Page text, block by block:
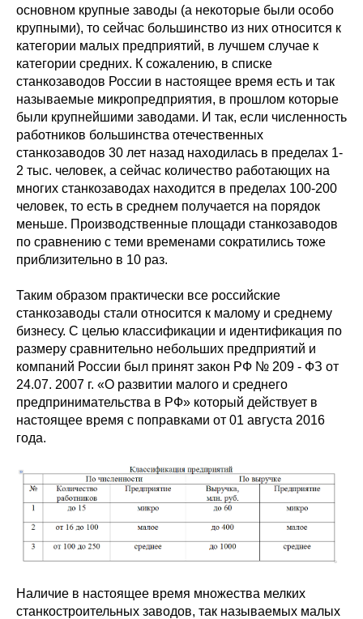
основном крупные заводы (а некоторые были особо
крупными), то сейчас большинство из них относится к
категории малых предприятий, в лучшем случае к
категории средних. К сожалению, в списке
станкозаводов России в настоящее время есть и так
называемые микропредприятия, в прошлом которые
были крупнейшими заводами. И так, если численность
работников большинства отечественных
станкозаводов 30 лет назад находилась в пределах 1-
2 тыс. человек, а сейчас количество работающих на
многих станкозаводах находится в пределах 100-200
человек, то есть в среднем получается на порядок
меньше. Производственные площади станкозаводов
по сравнению с теми временами сократились тоже
приблизительно в 10 раз.
Таким образом практически все российские
станкозаводы стали относится к малому и среднему
бизнесу. С целью классификации и идентификация по
размеру сравнительно небольших предприятий и
компаний России был принят закон РФ № 209 - ФЗ от
24.07. 2007 г. «О развитии малого и среднего
предпринимательства в РФ» который действует в
настоящее время с поправками от 01 августа 2016
года.
Наличие в настоящее время множества мелких
станкостроительных заводов, так называемых малых